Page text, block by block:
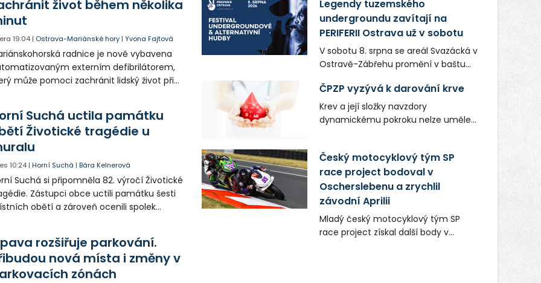
život během několika
19:04 | Ostrava-Mariánské hory |Yvona Fajtová
radnice je nově vybavena
externím defibrilátorem,
může pomoci zachránit lidský život při
pokynům jej zvládne obsloužit i
bez zdravotnického vzdělání.
Suchá uctila památku
Životické tragédie u
10:24 |Horní Suchá |Bára Kelnerová
Suchá si připomněla 82. výročí Životické
Zástupci obce uctili památku šesti
obětí a zároveň ocenili spolek
rozšiřuje parkování.
nová místa i změny v
zónách
Legendy tuzemského
undergroundu zavítají na
PERIFERII Ostrava už v sobotu
V sobotu 8. srpna se areál Svazácká v
Ostravě-Zábřehu promění v baštu
hudby. Uskuteční se zde totiž první
ročník festivalu PERIFERIE Ostrava.
Brány areálu se otevřou půlhodinu po
Vstupenky v ceně 450 Kč jsou v
prodeji.
ČPZP vyzývá k darování krve
Krev a její složky navzdory
dynamickému pokroku nelze uměle
nenahraditelnou tělní tekutinu
neobejde. Naléhavá potřeba doplnit
krevní zásoby nastává vždy v létě,
kdy stoupá počet úrazů. Česká
průmyslová zdravotní pojišťovna
(ČPZP) apeluje na všechny, kteří se
těší dobrému zdraví, aby se stali
Český motocyklový tým SP
race project bodoval v
Oscherslebenu a zrychlil
závodní Aprilii
Mladý český motocyklový tým SP
race project získal další body v